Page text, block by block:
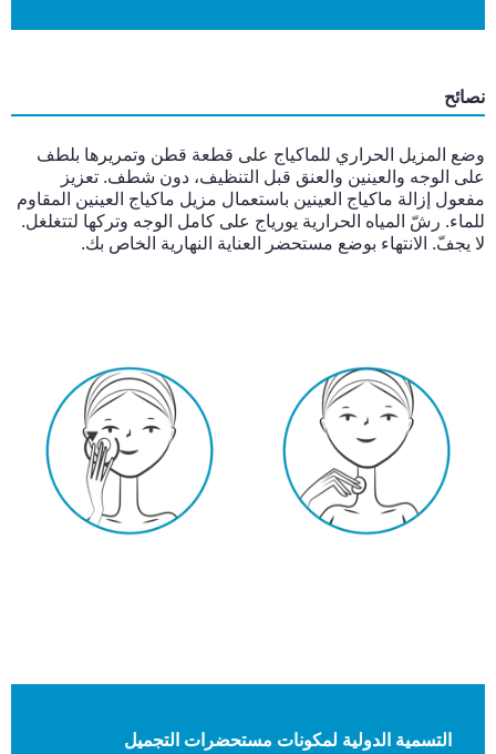
نصائح
وضع المزيل الحراري للماكياج على قطعة قطن وتمريرها بلطف
على الوجه والعينين والعنق قبل التنظيف، دون شطف. تعزيز
مفعول إزالة ماكياج العينين باستعمال مزيل ماكياج العينين المقاوم
للماء. رشّ المياه الحرارية يورياج على كامل الوجه وتركها لتتغلغل.
لا يجفّ. الانتهاء بوضع مستحضر العناية النهارية الخاص بك.
التسمية الدولية لمكونات مستحضرات التجميل